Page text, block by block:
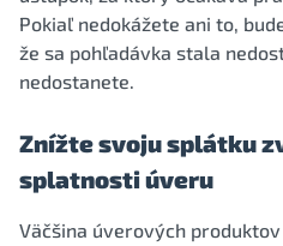
Pokiaľ nedokážete ani to,
že sa pohľadávka stala
nedostanete.
Znížte svoju splátku
splatnosti úveru
Väčšina úverových